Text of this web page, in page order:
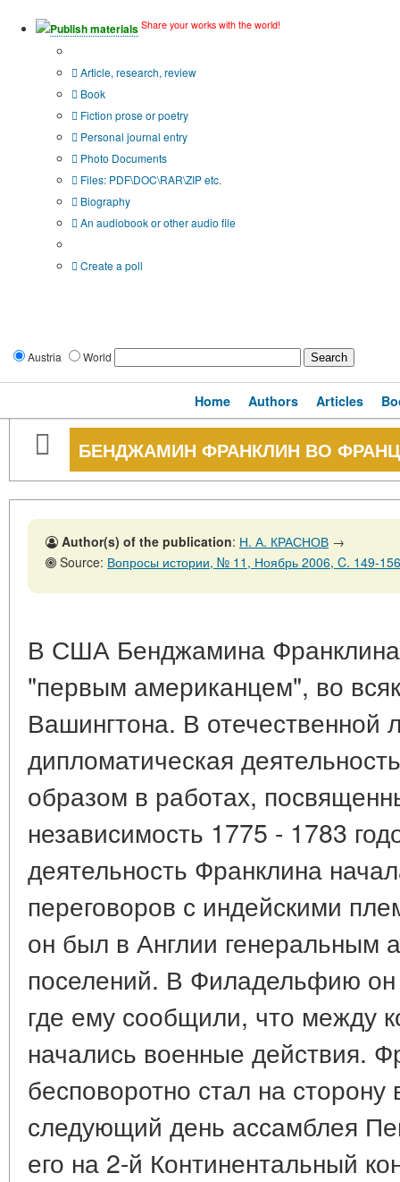
Publish materials Share your works with the world!
Article, research, review
Book
Fiction prose or poetry
Personal journal entry
Photo Documents
Files: PDF\DOC\RAR\ZIP etc.
Biography
An audiobook or other audio file
Create a poll
Austria World
Home Authors Articles
БЕНДЖАМИН ФРАНКЛИН ВО
Author(s) of the publication: Н. А. КРАСНОВ →
Source: Вопросы истории, № 11, Ноябрь 2006, C. 149-156
В США Бенджамина Франклина
"первым американцем", во
Вашингтона. В отечественной
дипломатическая
образом в работах,
независимость 1775 - 1783
деятельность Франклина
переговоров с индейскими
он был в Англии генеральным
поселений. В Филадельфию он
где ему сообщили, что между
начались военные действия.
бесповоротно стал на
следующий день ассамблея
его на 2-й Континентальный